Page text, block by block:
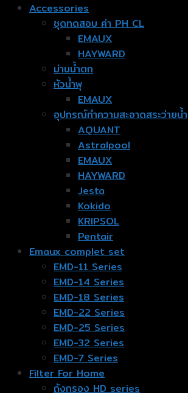
Accessories
ชุดทดสอบ ค่า PH CL
EMAUX
HAYWARD
ม่านน้ำตก
หัวน้ำพุ
EMAUX
อุปกรณ์ทำความสะอาดสระว่ายน้ำ
AQUANT
Astralpool
EMAUX
HAYWARD
Jesta
Kokido
KRIPSOL
Pentair
Emaux complet set
EMD-11 Series
EMD-14 Series
EMD-18 Series
EMD-22 Series
EMD-25 Series
EMD-32 Series
EMD-7 Series
Filter For Home
ถังกรอง HD series